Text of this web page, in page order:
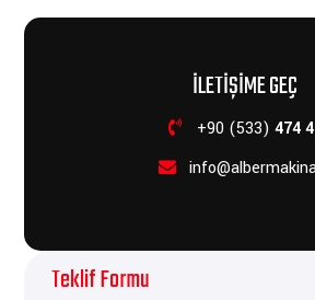
İLETIŞIME GEÇ
+90 (533) 474
Teklif Formu